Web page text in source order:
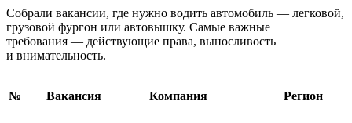
Собрали вакансии, где нужно водить автомобиль — легковой,
грузовой фургон или автовышку. Самые важные
требования — действующие права, выносливость
и внимательность.
№ Вакансия Компания Регион